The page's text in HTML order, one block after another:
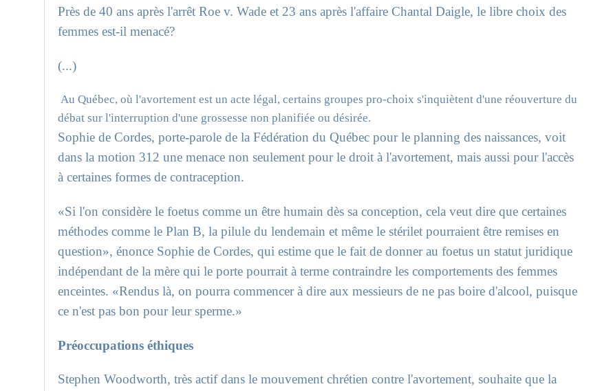
Près de 40 ans après l'arrêt Roe v. Wade et 23 ans après l'affaire Chantal Daigle, le libre choix des
femmes est-il menacé?
(...)
Au Québec, où l'avortement est un acte légal, certains groupes pro-choix s'inquiètent d'une réouverture du
débat sur l'interruption d'une grossesse non planifiée ou désirée.
Sophie de Cordes, porte-parole de la Fédération du Québec pour le planning des naissances, voit
dans la motion 312 une menace non seulement pour le droit à l'avortement, mais aussi pour l'accès
à certaines formes de contraception.
«Si l'on considère le foetus comme un être humain dès sa conception, cela veut dire que certaines
méthodes comme le Plan B, la pilule du lendemain et même le stérilet pourraient être remises en
question», énonce Sophie de Cordes, qui estime que le fait de donner au foetus un statut juridique
indépendant de la mère qui le porte pourrait à terme contraindre les comportements des femmes
enceintes. «Rendus là, on pourra commencer à dire aux messieurs de ne pas boire d'alcool, puisque
ce n'est pas bon pour leur sperme.»
Préoccupations éthiques
Stephen Woodworth, très actif dans le mouvement chrétien contre l'avortement, souhaite que la